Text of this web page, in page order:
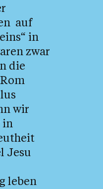
auf
in
zwar
die
wir
in
Jesu
leben